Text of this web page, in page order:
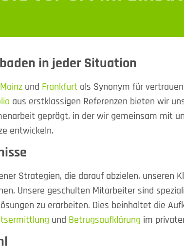
in jeder Situation
Mainz und Frankfurt als Synonym für
aus erstklassigen Referenzen bieten wir
geprägt, in der wir gemeinsam mit
entwickeln.
Strategien, die darauf abzielen, unseren
Unsere geschulten Mitarbeiter sind
zu erarbeiten. Dies beinhaltet die
und Betrugsaufklärung im